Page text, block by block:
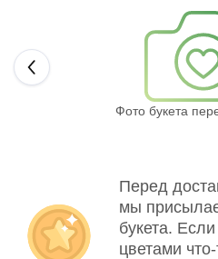
Фото букета
Перед
мы
букета.
цветами